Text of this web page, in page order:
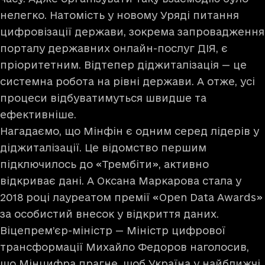
нелегко. Натомість у новому Уряді питання
цифровізації держави, зокрема запровадження
порталу державних онлайн-послуг ДІЯ, є
пріоритетним. Відтепер діджиталізація — це
системна робота на рівні держави. А отже, усі
процеси відбуватимуться швидше та
ефективніше.
Нагадаємо, що Мінфін є одним серед лідерів у
діджиталізації. Це відомство першим
підключилось до «Трембіти», активно
відкриває дані. А Оксана Маркарова стала у
2018 році лауреатом премії «Open Data Awards»
за особистий внесок у відкриття даних.
Віцепрем’єр-міністр — Міністр цифрової
трансформації Михайло Федоров наголосив,